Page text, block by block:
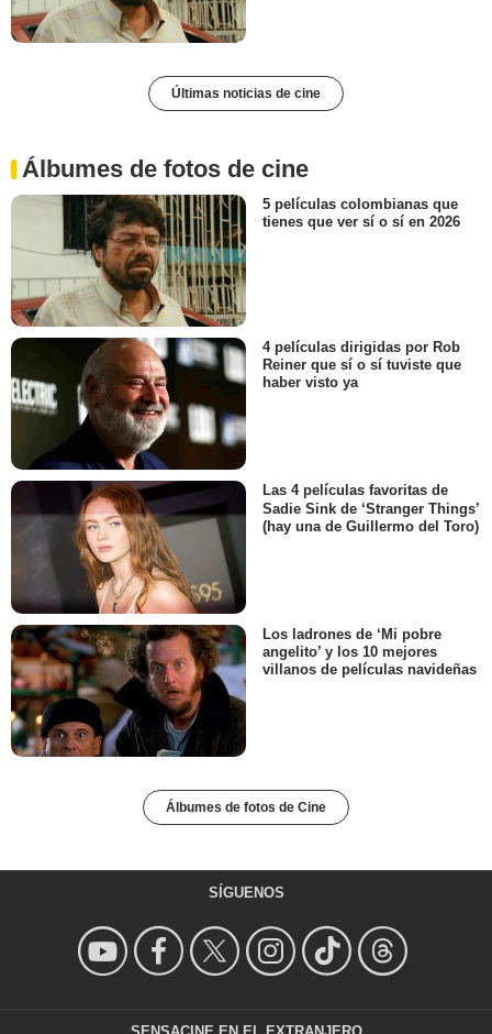
Últimas noticias de cine
Álbumes de fotos de cine
5 películas colombianas que
tienes que ver sí o sí en 2026
4 películas dirigidas por Rob
Reiner que sí o sí tuviste que
haber visto ya
Las 4 películas favoritas de
Sadie Sink de ‘Stranger Things’
(hay una de Guillermo del Toro)
Los ladrones de ‘Mi pobre
angelito’ y los 10 mejores
villanos de películas navideñas
Álbumes de fotos de Cine
SÍGUENOS